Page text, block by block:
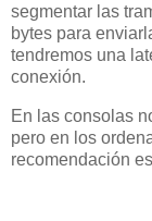
segmentar las
bytes para
tendremos una
conexión.
En las consolas
pero en los
recomendación